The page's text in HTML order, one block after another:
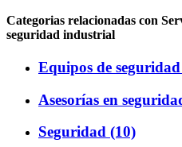
Categorias relacionadas con
seguridad industrial
Equipos de
Asesorías en
Seguridad (10)